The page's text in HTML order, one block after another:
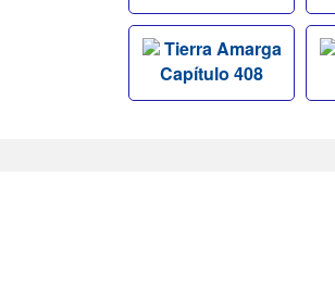
Tierra Amarga
Capítulo 408